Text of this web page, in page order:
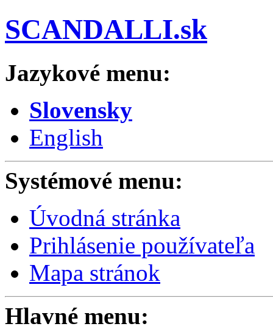
SCANDALLI.sk
Jazykové menu:
Slovensky
English
Systémové menu:
Úvodná stránka
Prihlásenie používateľa
Mapa stránok
Hlavné menu: